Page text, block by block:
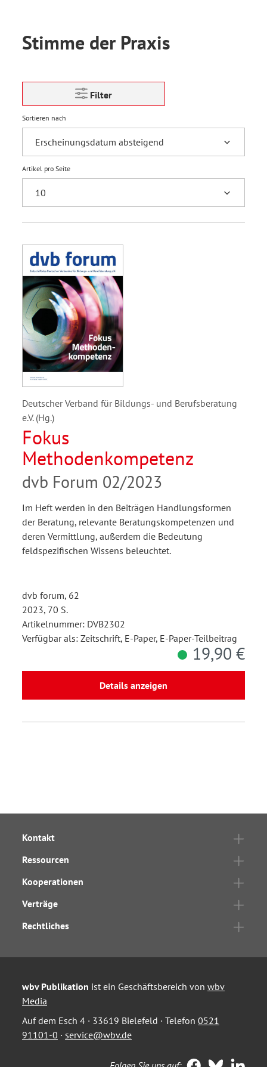
Stimme der Praxis
Filter
Sortieren nach
Artikel pro Seite
Deutscher Verband für Bildungs- und Berufsberatung
e.V. (Hg.)
Fokus
Methodenkompetenz
dvb Forum 02/2023
Im Heft werden in den Beiträgen Handlungsformen
der Beratung, relevante Beratungskompetenzen und
deren Vermittlung, außerdem die Bedeutung
feldspezifischen Wissens beleuchtet.
dvb forum, 62
2023, 70 S.
Artikelnummer: DVB2302
Verfügbar als: Zeitschrift, E-Paper, E-Paper-Teilbeitrag
19,90 €
Details anzeigen
Kontakt
Ressourcen
Kooperationen
Verträge
Rechtliches
wbv Publikation ist ein Geschäftsbereich von wbv
Media
Auf dem Esch 4 · 33619 Bielefeld · Telefon 0521
91101-0 · service@wbv.de